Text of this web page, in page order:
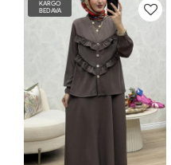
KARGO
BEDAVA